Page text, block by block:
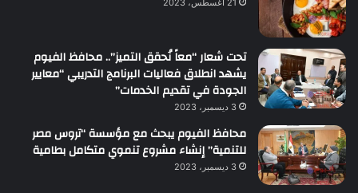
تحت شعار “معاً نُحقق التميز”.. محافظ الفيوم
يشهد انطلاق فعاليات البرنامج التدريبي “معايير
الجودة في تقديم الخدمات”
3 ديسمبر، 2023
محافظ الفيوم يبحث مع مؤسسة “تروس مصر
للتنمية” إنشاء مشروع تنموي متكامل بطامية
3 ديسمبر، 2023